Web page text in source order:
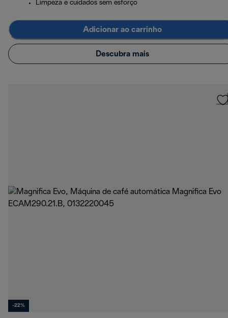
Limpeza e cuidados sem esforço
Adicionar ao carrinho
Descubra mais
-22%